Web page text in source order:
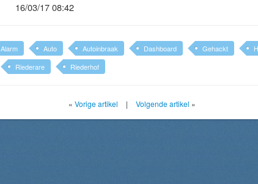
16/03/17 08:42
Alarm Auto Autoinbraak Dashboard Gehackt
Riederare Riederhof
« Vorige artikel | Volgende artikel »